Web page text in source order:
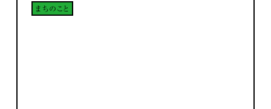
まちのこと